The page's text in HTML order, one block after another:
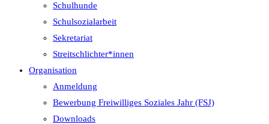
Schulhunde
Schulsozialarbeit
Sekretariat
Streitschlichter*innen
Organisation
Anmeldung
Bewerbung Freiwilliges Soziales Jahr (FSJ)
Downloads